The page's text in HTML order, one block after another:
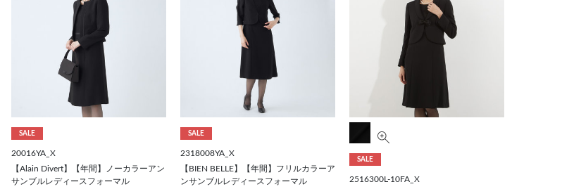
SALE
20016YA_X
【Alain Divert】【年間】ノーカラーアン
サンブルレディースフォーマル
SALE
2318008YA_X
【BIEN BELLE】【年間】フリルカラーア
ンサンブルレディースフォーマル
SALE
2516300L-10FA_X